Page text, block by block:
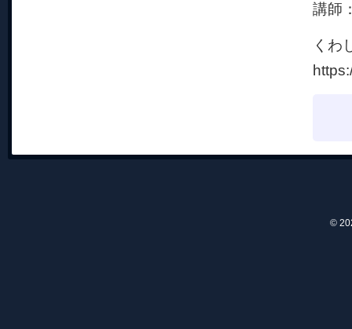
講師
くわ
©